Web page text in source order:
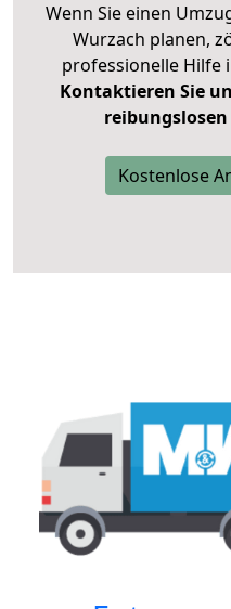
Wenn Sie einen
Wurzach planen,
professionelle Hilfe
Kontaktieren Sie
Kostenlose